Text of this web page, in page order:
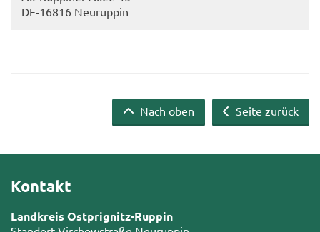
DE-​16816 Neu­rup­pin
Seite zurück
Nach oben
Kontakt
Landkreis Ostprignitz-Ruppin